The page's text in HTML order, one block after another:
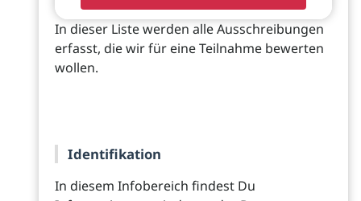
In dieser Liste werden alle Ausschreibungen
erfasst, die wir für eine Teilnahme bewerten
wollen.
Identifikation
In diesem Infobereich findest Du